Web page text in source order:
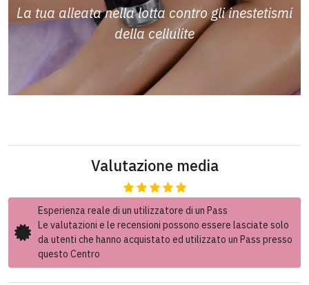
Valutazione media
Esperienza reale di un utilizzatore di un Pass
Le valutazioni e le recensioni possono essere lasciate solo
da utenti che hanno acquistato ed utilizzato un Pass presso
questo Centro
La tua alleata nella lotta contro gli inestetismi
della cellulite